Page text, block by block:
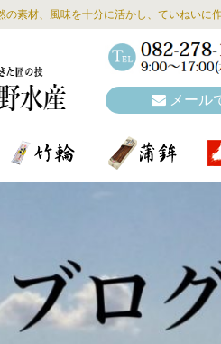
素材、風味を十分に活かし、ていねいに
メール